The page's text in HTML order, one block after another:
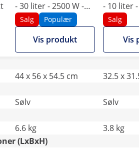
- 30 liter - 2500 W -
Tappekran
Salg Populær
Vis produkt
- 10 liter
Salg
Vis
44 x 56 x 54.5 cm
32.5 x
Sølv
Sølv
6.6 kg
3.8 kg
(LxBxH)